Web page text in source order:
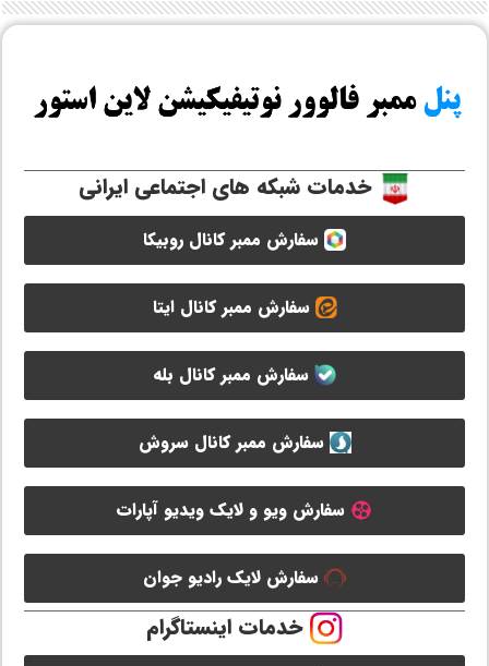
خدمات شبکه های اجتماعی ایرانی
سفارش ممبر کانال روبیکا
سفارش ممبر کانال ایتا
سفارش ممبر کانال بله
سفارش ممبر کانال سروش
سفارش ویو و لایک ویدیو آپارات
سفارش لایک رادیو جوان
خدمات اینستاگرام